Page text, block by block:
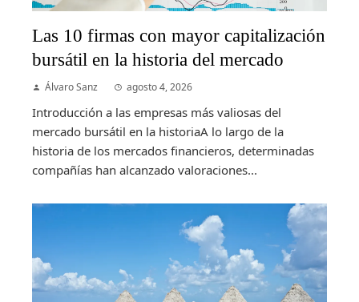
Las 10 firmas con mayor capitalización
bursátil en la historia del mercado
Álvaro Sanz agosto 4, 2026
Introducción a las empresas más valiosas del
mercado bursátil en la historiaA lo largo de la
historia de los mercados financieros, determinadas
compañías han alcanzado valoraciones...